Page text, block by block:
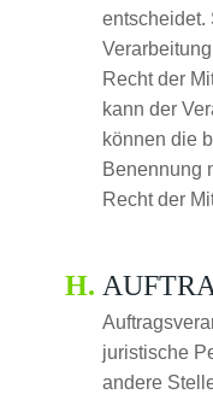
entscheidet.
Recht der
kann der
können die
Benennung
Recht der
juristische
andere